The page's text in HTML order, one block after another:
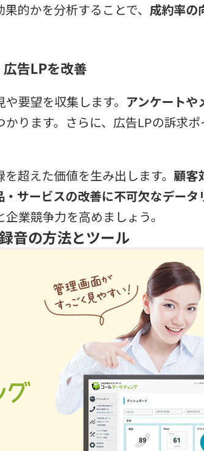
的かを分析することで、 成約率の
告LPを改善
要望を収集します。 アンケートや
かります。さらに、広告LPの訴求
超えた価値を生み出します。 顧客
サービスの改善に不可欠なデータ
業競争力を高めましょう。
音の方法とツール